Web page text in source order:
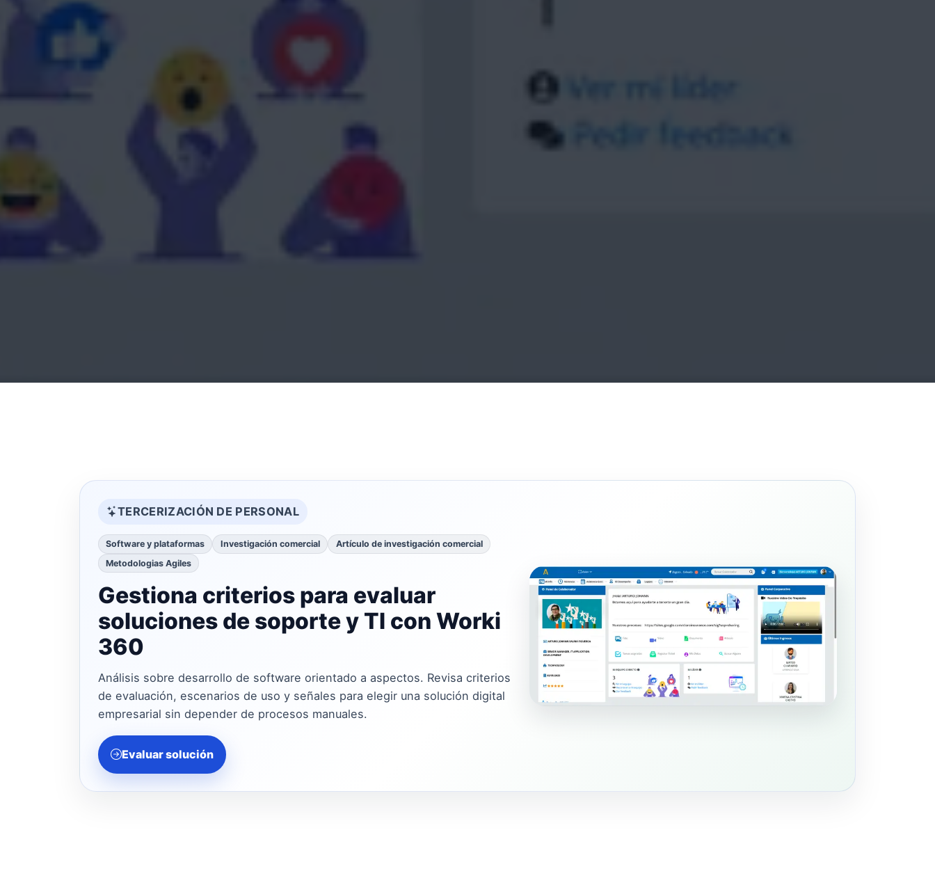
TERCERIZACIÓN DE PERSONAL
Software y plataformas Investigación comercial
Artículo de investigación comercial
Metodologias Agiles
Gestiona criterios para evaluar
soluciones de soporte y TI con Worki
360
Análisis sobre desarrollo de software orientado a aspectos. Revisa criterios
de evaluación, escenarios de uso y señales para elegir una solución digital
empresarial sin depender de procesos manuales.
Evaluar solución